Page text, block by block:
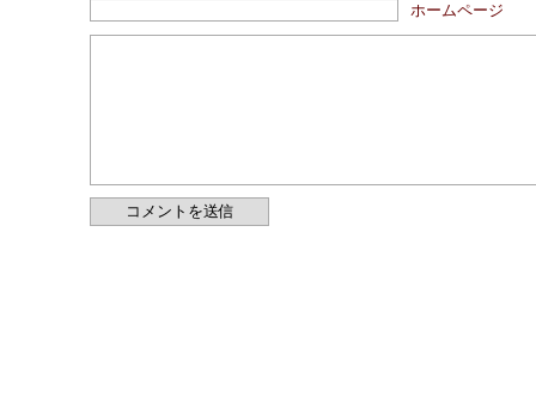
ホームページ